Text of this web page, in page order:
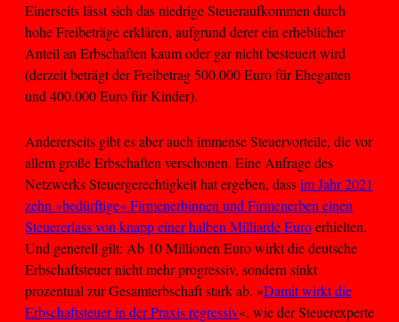
Einerseits lässt sich das niedrige Steueraufkommen durch
hohe Freibeträge erklären, aufgrund derer ein erheblicher
Anteil an Erbschaften kaum oder gar nicht besteuert wird
(derzeit beträgt der Freibetrag 500.000 Euro für Ehegatten
und 400.000 Euro für Kinder).
Andererseits gibt es aber auch immense Steuervorteile, die vor
allem große Erbschaften verschonen. Eine Anfrage des
Netzwerks Steuergerechtigkeit hat ergeben, dassim Jahr 2021
zehn »bedürftige« Firmenerbinnen und Firmenerben einen
Steuererlass von knapp einer halben Milliarde Euroerhielten.
Und generell gilt: Ab 10 Millionen Euro wirkt die deutsche
Erbschaftsteuer nicht mehr progressiv, sondern sinkt
prozentual zur Gesamterbschaft stark ab. »Damit wirkt die
Erbschaftsteuer in der Praxis regressiv«, wie der Steuerexperte